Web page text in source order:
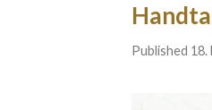
Published 18.